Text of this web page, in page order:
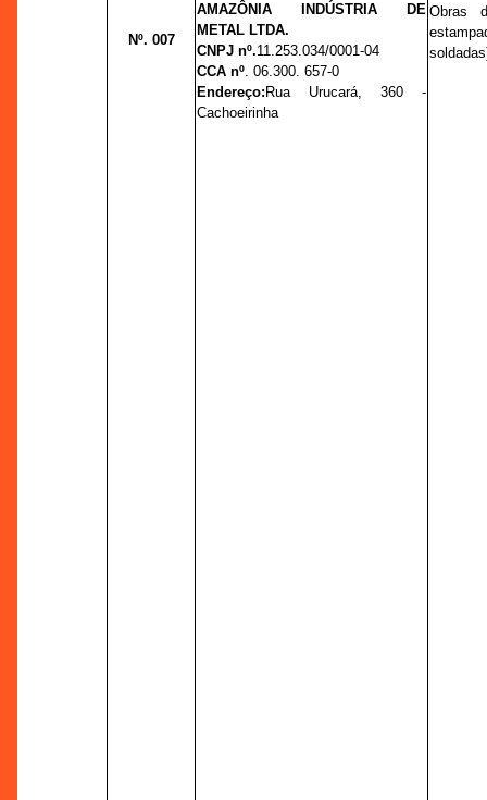
Nº. 007
AMAZÔNIA INDÚSTRIA DE
METAL LTDA.
CNPJ nº.11.253.034/0001-04
CCA nº. 06.300. 657-0
Endereço: Rua Urucará, 360 -
Cachoeirinha
Obras